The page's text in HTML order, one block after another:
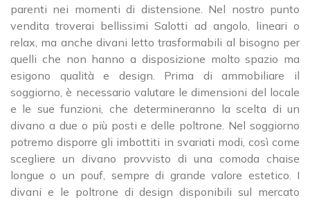
parenti nei momenti di distensione. Nel nostro punto
vendita troverai bellissimi Salotti ad angolo, lineari o
relax, ma anche divani letto trasformabili al bisogno per
quelli che non hanno a disposizione molto spazio ma
esigono qualità e design. Prima di ammobiliare il
soggiorno, è necessario valutare le dimensioni del locale
e le sue funzioni, che determineranno la scelta di un
divano a due o più posti e delle poltrone. Nel soggiorno
potremo disporre gli imbottiti in svariati modi, così come
scegliere un divano provvisto di una comoda chaise
longue o un pouf, sempre di grande valore estetico. I
divani e le poltrone di design disponibili sul mercato